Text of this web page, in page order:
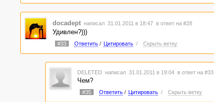
docadept написал 31.01.2011 в 18:47 в ответ на #28
Удивлен?)))
#33 Ответить/ Цитировать / Скрыть ветку
DELETED написал 31.01.2011 в 19:04 в ответ на #33
Чем?
#35 Ответить/ Цитировать / Скрыть ветку